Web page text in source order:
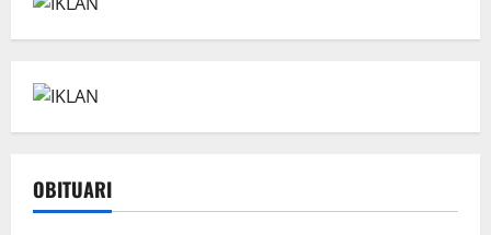
OBITUARI